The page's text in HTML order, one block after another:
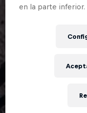
en la parte inferior.